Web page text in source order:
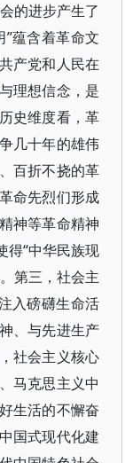
的进步产生了
蕴含着革命文
产党和人民在
理想信念，是
史维度看，革
几十年的雄伟
百折不挠的革
命先烈们形成
神等革命精神
得“中华民族现
第三，社会主
入磅礴生命活
、与先进生产
社会主义核心
马克思主义中
生活的不懈奋
国式现代化建